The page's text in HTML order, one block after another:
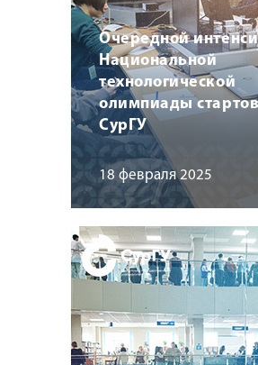
Очередной
Национальной
технологической
олимпиады
СурГУ
18 февраля 2025